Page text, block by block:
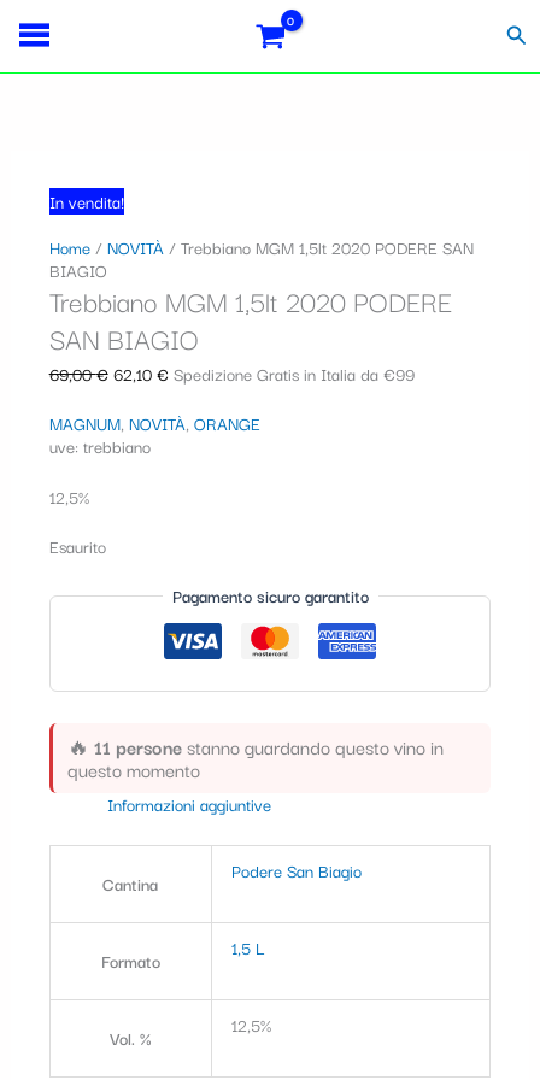
contenuto
In vendita!
Home/NOVITÀ/ Trebbiano MGM 1,5lt 2020 PODERE SAN
BIAGIO
Trebbiano MGM 1,5lt 2020 PODERE
SAN BIAGIO
69,00€
era:
62,10€
è:
Spedizione Gratis in Italia da €99
MAGNUM, NOVITÀ, ORANGE
uve: trebbiano
12,5%
Esaurito
Pagamento sicuro garantito
🔥 11 personestanno guardando questo vino in
questo momento
Informazioni aggiuntive
Cantina Podere San Biagio
Formato 1,5 L
Vol. % 12,5%
S
fiscale:
Carrello: